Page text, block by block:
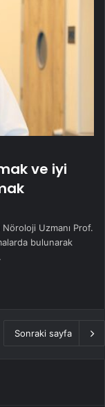
ve iyi
Uzmanı Prof.
bulunarak
Sonraki sayfa